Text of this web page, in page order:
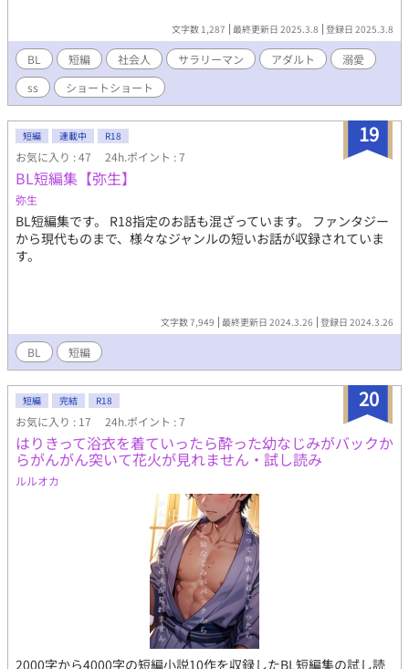
文字数 1,287 最終更新日 2025.3.8 登録日 2025.3.8
BL 短編 社会人 サラリーマン アダルト
溺愛
ss
ショートショート
19
短編 連載中 R18
お気に入り : 47 24h.ポイント : 7
BL短編集【弥生】
弥生
BL短編集です。 R18指定のお話も混ざっています。 ファンタジー
から現代ものまで、様々なジャンルの短いお話が収録されていま
す。
文字数 7,949 最終更新日 2024.3.26 登録日 2024.3.26
BL 短編
20
短編 完結 R18
お気に入り : 17 24h.ポイント : 7
はりきって浴衣を着ていったら酔った幼なじみがバックか
らがんがん突いて花火が見れません・試し読み
ルルオカ
2000字から4000字の短編小説10作を収録したBL短編集の試し読